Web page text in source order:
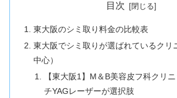
目次
東大阪のシミ取り料金の比較表
東大阪でシミ取りが選ばれているクリ
中心）
【東大阪1】M＆B美容皮フ科クリ
チYAGレーザーが選択肢